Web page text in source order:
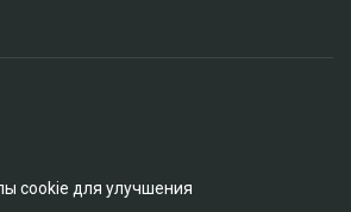
cookie для улучшения